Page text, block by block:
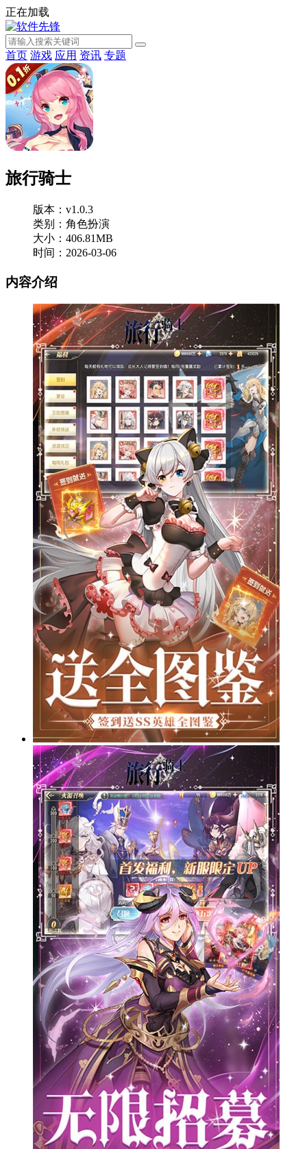
正在加载
首页 游戏 应用 资讯 专题
旅行骑士
版本：v1.0.3
类别：角色扮演
大小：406.81MB
时间：2026-03-06
内容介绍